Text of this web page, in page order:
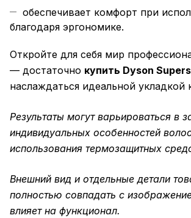
обеспечивает комфорт при
благодаря эргономике.
Откройте для себя мир
— достаточно купить Dyson
наслаждаться идеальной
Результаты могут варьироваться в
индивидуальных особенностей
использования термозащитных
Внешний вид и отдельные детали
полностью совпадать с
влияет на функционал.